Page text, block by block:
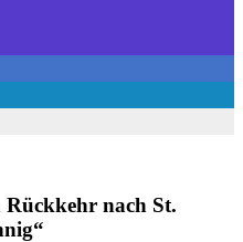
Rückkehr nach St.
“